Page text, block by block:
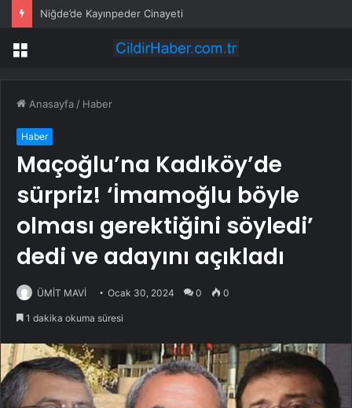
Niğde’de Kayınpeder Cinayeti
Menü
Anasayfa / Haber
Haber
Maçoğlu’na Kadıköy’de
sürpriz! ‘İmamoğlu böyle
olması gerektiğini söyledi’
dedi ve adayını açıkladı
ÜMİT MAVİ Ocak 30, 2024 0 0
1 dakika okuma süresi